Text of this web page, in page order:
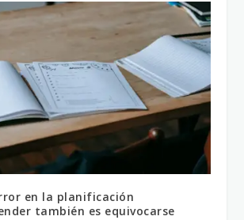
en la planificación
también es equivocarse